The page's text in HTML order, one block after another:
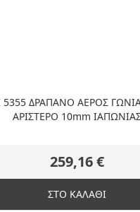
5355 ΔΡΑΠΑΝΟ ΑΕΡΟΣ
ΑΡΙΣΤΕΡΟ 10mm
259,16 €
ΣΤΟ ΚΑΛΑΘΙ